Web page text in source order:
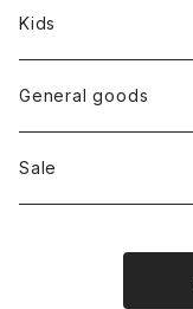
Tops
Bottoms
Shoes
Kids
General goods
Sale